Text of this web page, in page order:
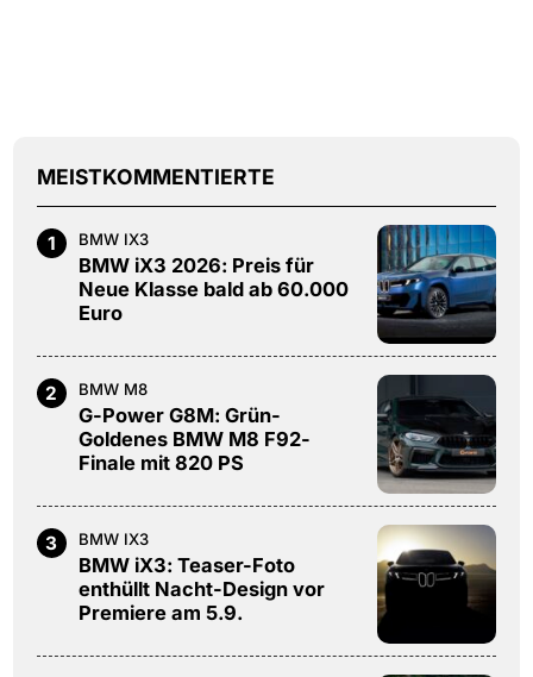
MEISTKOMMENTIERTE
1 BMW IX3
BMW iX3 2026: Preis für
Neue Klasse bald ab 60.000
Euro
2 BMW M8
G-Power G8M: Grün-
Goldenes BMW M8 F92-
Finale mit 820 PS
3 BMW IX3
BMW iX3: Teaser-Foto
enthüllt Nacht-Design vor
Premiere am 5.9.